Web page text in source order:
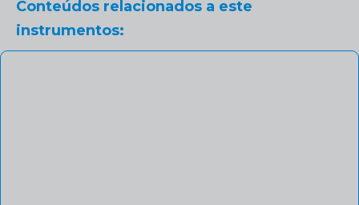
Conteúdos relacionados a este
instrumentos: